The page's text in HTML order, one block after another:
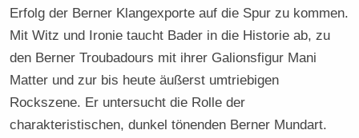
Erfolg der Berner Klangexporte auf die Spur zu kommen.
Mit Witz und Ironie taucht Bader in die Historie ab, zu
den Berner Troubadours mit ihrer Galionsfigur Mani
Matter und zur bis heute äußerst umtriebigen
Rockszene. Er untersucht die Rolle der
charakteristischen, dunkel tönenden Berner Mundart.